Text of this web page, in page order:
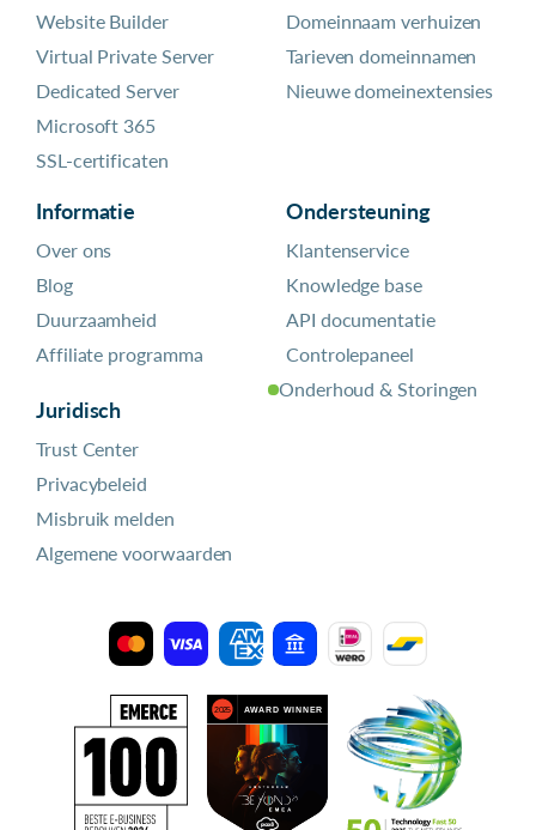
Website Builder
Virtual Private Server
Dedicated Server
Microsoft 365
SSL-certificaten
Domeinnaam verhuizen
Tarieven domeinnamen
Nieuwe domeinextensies
Informatie
Over ons
Blog
Duurzaamheid
Affiliate programma
Juridisch
Trust Center
Privacybeleid
Misbruik melden
Algemene voorwaarden
Ondersteuning
Klantenservice
Knowledge base
API documentatie
Controlepaneel
Onderhoud & Storingen